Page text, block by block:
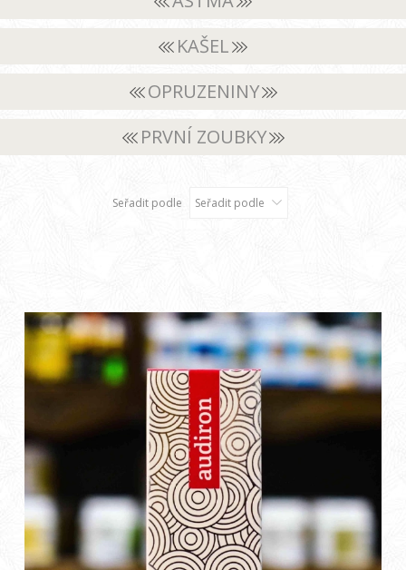
KAŠEL
OPRUZENINY
PRVNÍ ZOUBKY
Seřadit podle Seřadit podle